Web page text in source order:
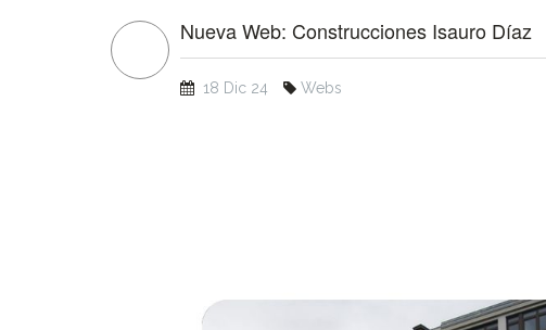
Nueva Web: Construcciones Isauro Díaz
18 Dic 24 Webs